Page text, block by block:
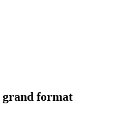
grand format